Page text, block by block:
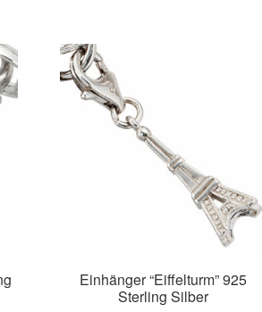
Einhänger “Eiffelturm” 925
Sterling Silber